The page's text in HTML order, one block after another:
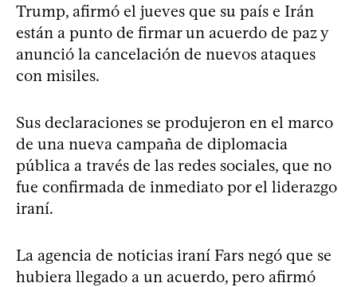
Trump, afirmó el jueves que su país e Irán
están a punto de firmar un acuerdo de paz y
anunció la cancelación de nuevos ataques
con misiles.
Sus declaraciones se produjeron en el marco
de una nueva campaña de diplomacia
pública a través de las redes sociales, que no
fue confirmada de inmediato por el liderazgo
iraní.
La agencia de noticias iraní Fars negó que se
hubiera llegado a un acuerdo, pero afirmó